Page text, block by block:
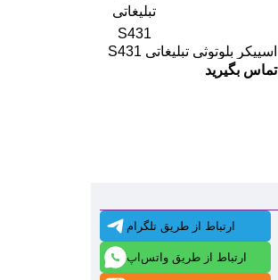
اسپیکر بلوتوثی تبلیغاتی S431
تماس بگیرید
ارتباط از طریق تلگرام
ارتباط از طریق واتس‌اپ